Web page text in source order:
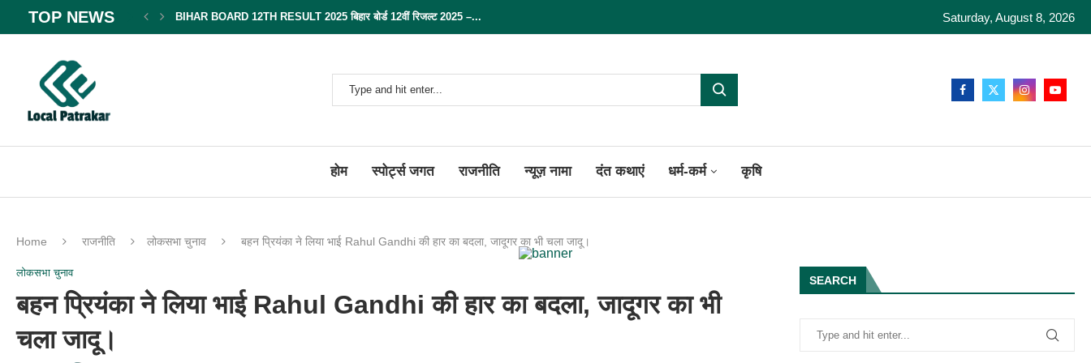
TOP NEWS BIHAR BOARD 12TH RESULT 2025 बिहार बोर्ड 12वीं रिजल्ट 2025 –... Saturday, August 8, 2026
होम स्पोर्ट्स जगत राजनीति न्यूज़ नामा दंत कथाएं धर्म-कर्म कृषि
Home राजनीति लोकसभा चुनाव बहन प्रियंका ने लिया भाई Rahul Gandhi की हार का बदला, जादूगर का भी चला जादू।
लोकसभा चुनाव
बहन प्रियंका ने लिया भाई Rahul Gandhi की हार का बदला, जादूगर का भी
चला जादू।
SEARCH